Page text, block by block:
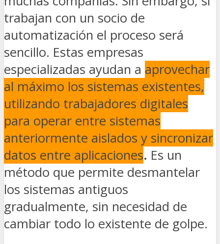
trabajan con un socio de
automatización el proceso será
sencillo. Estas empresas
especializadas ayudan a aprovechar
al máximo los sistemas existentes,
utilizando trabajadores digitales
para operar entre sistemas
anteriormente aislados y sincronizar
datos entre aplicaciones. Es un
método que permite desmantelar
los sistemas antiguos
gradualmente, sin necesidad de
cambiar todo lo existente de golpe.